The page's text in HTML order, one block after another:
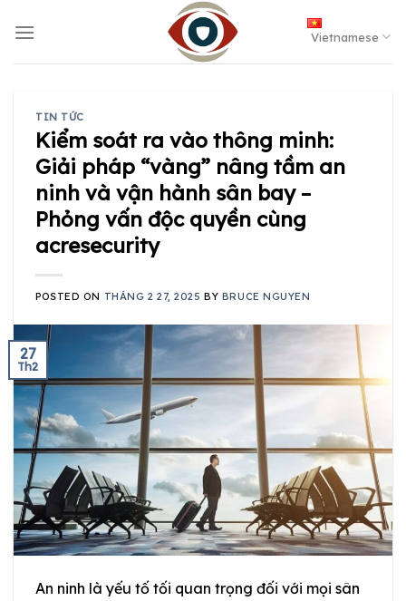
Vietnamese
TIN TỨC
Kiểm soát ra vào thông minh:
Giải pháp “vàng” nâng tầm an
ninh và vận hành sân bay –
Phỏng vấn độc quyền cùng
acresecurity
POSTED ON THÁNG 2 27, 2025 BY BRUCE NGUYEN
27
Th2
An ninh là yếu tố tối quan trọng đối với mọi sân